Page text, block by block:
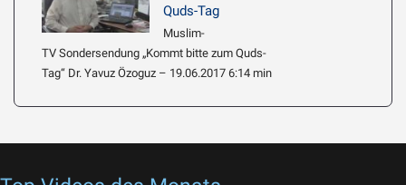
Quds-Tag
Muslim-
TV Sondersendung „Kommt bitte zum Quds-
Tag“ Dr. Yavuz Özoguz – 19.06.2017 6:14 min